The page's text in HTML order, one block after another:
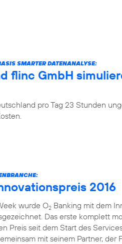
SMARTER DATENANALYSE:
flinc GmbH
pro Tag 23 Stunden
2016
wurde O2 Banking mit dem
Das erste komplett
Preis seit dem Start des
mit seinem Partner, der